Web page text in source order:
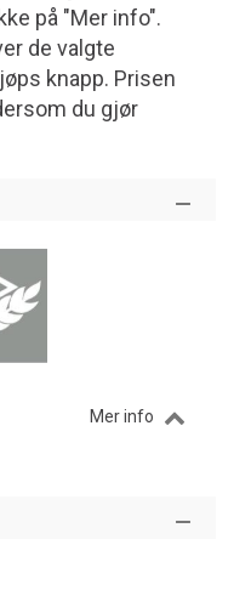
på "Mer info".
de valgte
knapp. Prisen
du gjør
Mer info